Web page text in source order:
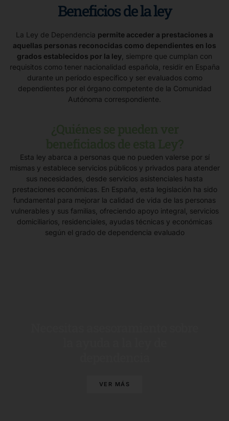
Beneficios de la ley
La Ley de Dependencia permite acceder a prestaciones a
aquellas personas reconocidas como dependientes en los
grados establecidos por la ley , siempre que cumplan con
requisitos como tener nacionalidad española, residir en España
durante un período específico y ser evaluados como
dependientes por el órgano competente de la Comunidad
Autónoma correspondiente.
Esta ley abarca a personas que no pueden valerse por sí
mismas y establece servicios públicos y privados para atender
sus necesidades, desde servicios asistenciales hasta
prestaciones económicas. En España, esta legislación ha sido
fundamental para mejorar la calidad de vida de las personas
vulnerables y sus familias, ofreciendo apoyo integral, servicios
domiciliarios, residenciales, ayudas técnicas y económicas
según el grado de dependencia evaluado
VER MÁS